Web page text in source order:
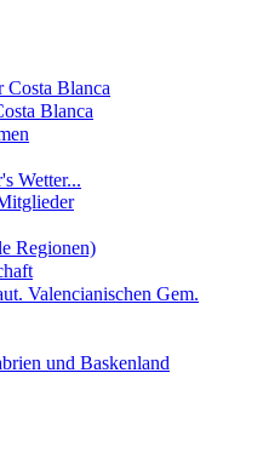
Blanca
Blanca
Wetter...
Regionen)
Valencianischen Gem.
und Baskenland